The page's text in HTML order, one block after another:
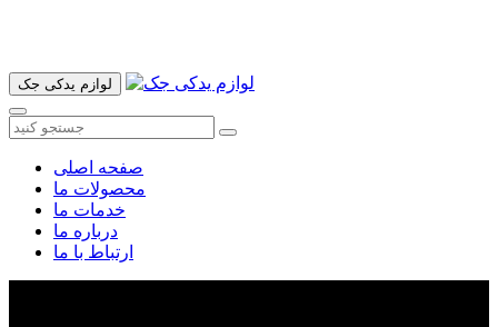
لوازم یدکی جک
صفحه اصلی
محصولات ما
خدمات ما
درباره ما
ارتباط با ما